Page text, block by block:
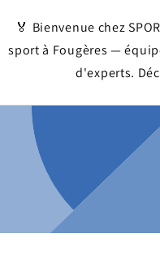
🏅 Bienvenue chez
sport à Fougères —
d'experts.